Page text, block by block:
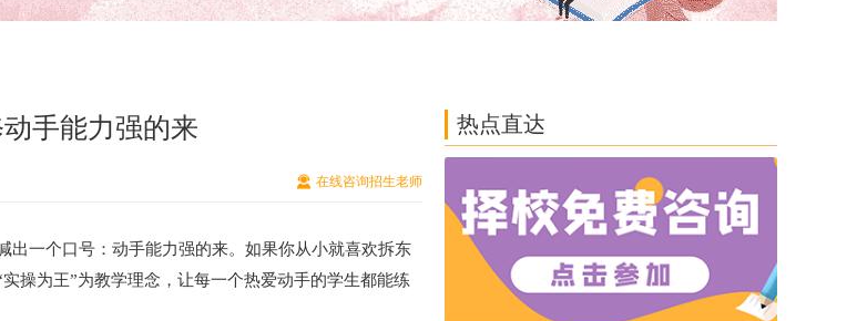
热点直达
手能力强的来
在线咨询招生老师
一个口号：动手能力强的来。如果你从小就喜欢拆东
操为王”为教学理念，让每一个热爱动手的学生都能练